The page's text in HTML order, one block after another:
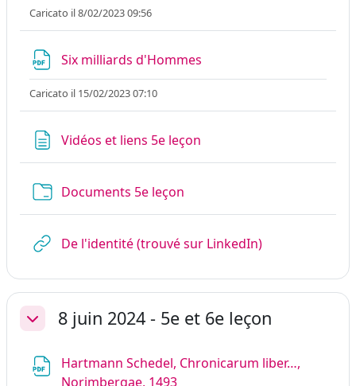
Caricato il 8/02/2023 09:56
Six milliards d'Hommes
Caricato il 15/02/2023 07:10
Vidéos et liens 5e leçon
Documents 5e leçon
De l'identité (trouvé sur LinkedIn)URL
Minimizza8 juin 2024 - 5e et 6e leçon
Hartmann Schedel, Chronicarum liber…,
Norimbergae, 1493